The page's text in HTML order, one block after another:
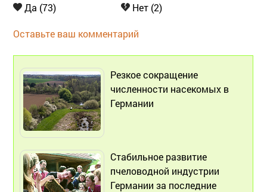
Да (73) Нет (2)
Оставьте ваш комментарий
Резкое сокращение
численности насекомых в
Германии
Стабильное развитие
пчеловодной индустрии
Германии за последние